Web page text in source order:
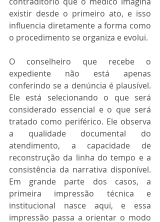
existir desde o primeiro ato, e isso
influencia diretamente a forma como
o procedimento se organiza e evolui.
O conselheiro que recebe o
expediente não está apenas
conferindo se a denúncia é plausível.
Ele está selecionando o que será
considerado essencial e o que será
tratado como periférico. Ele observa
a qualidade documental do
atendimento, a capacidade de
reconstrução da linha do tempo e a
consistência da narrativa disponível.
Em grande parte dos casos, a
primeira impressão técnica e
institucional nasce aqui, e essa
impressão passa a orientar o modo